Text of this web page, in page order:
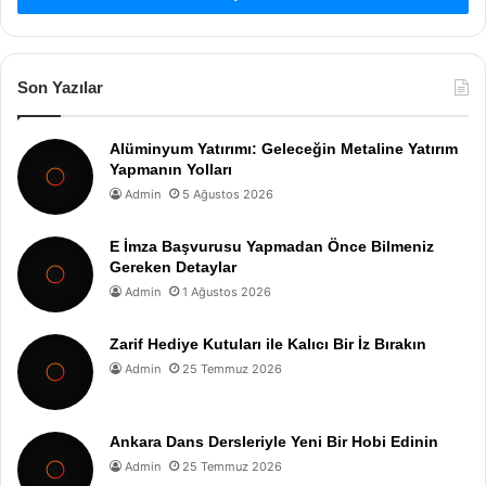
Son Yazılar
Alüminyum Yatırımı: Geleceğin Metaline Yatırım
Yapmanın Yolları
Admin 5 Ağustos 2026
E İmza Başvurusu Yapmadan Önce Bilmeniz
Gereken Detaylar
Admin 1 Ağustos 2026
Zarif Hediye Kutuları ile Kalıcı Bir İz Bırakın
Admin 25 Temmuz 2026
Ankara Dans Dersleriyle Yeni Bir Hobi Edinin
Admin 25 Temmuz 2026